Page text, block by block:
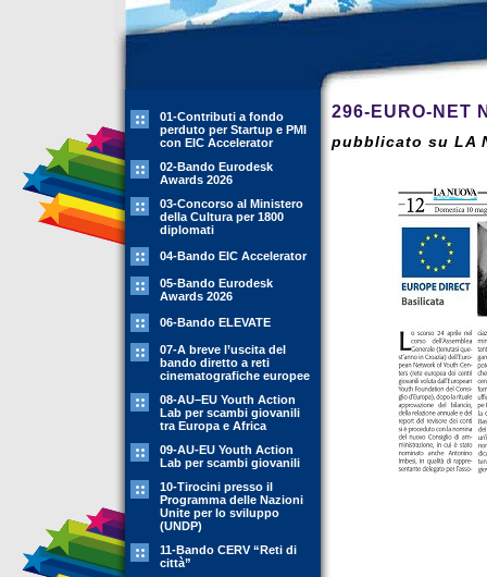
01-Contributi a fondo
perduto per Startup e PMI
con EIC Accelerator
02-Bando Eurodesk
Awards 2026
03-Concorso al Ministero
della Cultura per 1800
diplomati
04-Bando EIC Accelerator
05-Bando Eurodesk
Awards 2026
06-Bando ELEVATE
07-A breve l’uscita del
bando diretto a reti
cinematografiche europee
08-AU–EU Youth Action
Lab per scambi giovanili
tra Europa e Africa
09-AU-EU Youth Action
Lab per scambi giovanili
10-Tirocini presso il
Programma delle Nazioni
Unite per lo sviluppo
(UNDP)
11-Bando CERV “Reti di
città”
296-EURO-NET
pubblicato su LA